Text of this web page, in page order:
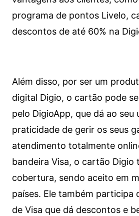
programa de pontos Livelo,
descontos de até 60% na
Além disso, por ser um
digital Digio, o cartão pode
pelo DigioApp, que dá ao seu
praticidade de gerir os seus
atendimento totalmente
bandeira Visa, o cartão Digio
cobertura, sendo aceito em
países. Ele também participa
de Visa que dá descontos e